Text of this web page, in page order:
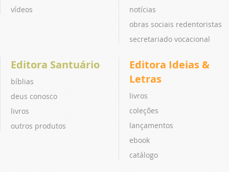
vídeos
notícias
obras sociais redentoristas
secretariado vocacional
Editora Santuário
bíblias
deus conosco
livros
outros produtos
Editora Ideias &
Letras
livros
coleções
lançamentos
ebook
catálogo